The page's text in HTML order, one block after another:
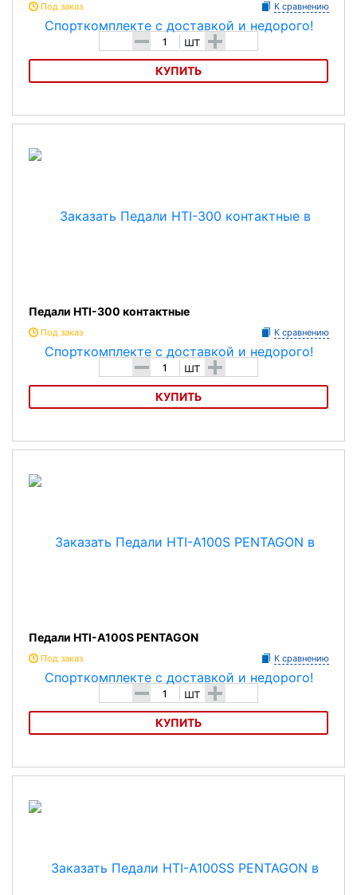
Под заказ К сравнению
- шт +
КУПИТЬ
Контактные педали WPD-D2
Педали HTI-300 контактные
Под заказ К сравнению
- шт +
КУПИТЬ
Педали HTI-300 контактные
Педали HTI-A100S PENTAGON
Под заказ К сравнению
- шт +
КУПИТЬ
Педали HTI-A100S PENTAGON